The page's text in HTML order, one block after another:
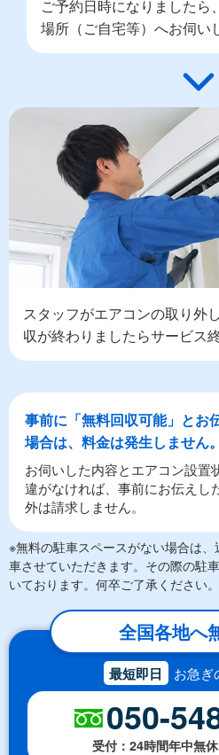
ご予約日時になりましたら
場所（ご自宅等）へお伺い
スタッフがエアコンの取り外
収が終わりましたらサービス
事前に「無料回収可能」とお
場合は、料金は発生しません。
お伺いした内容とエアコン設置
違がなければ、事前にお伝えし
外は請求しません。
※無料の駐車スペースがない場合は
車させていただきます。その際の駐
いております。何卒ご了承ください。
全国各地へ
最短即日 お急ぎ
050-
受付：24時間年中無休